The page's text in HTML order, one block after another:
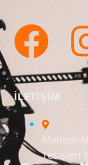
ILETIŞIM
Meltem
Tesisleri